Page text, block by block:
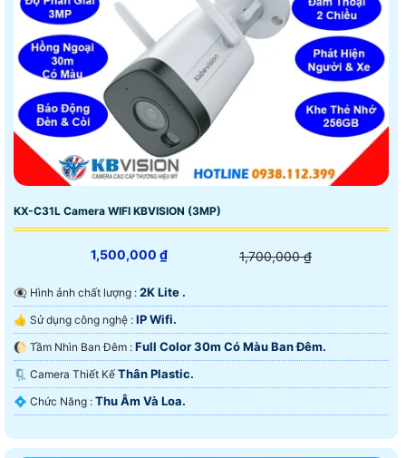
KX-C31L Camera WIFI KBVISION (3MP)
1,500,000 ₫ 1,700,000 ₫
👁️‍🗨 Hình ảnh chất lượng : 2K Lite .
👍 Sử dụng công nghệ : IP Wifi.
🌔 Tầm Nhìn Ban Đêm : Full Color 30m Có Màu Ban Ðêm.
🗜️ Camera Thiết Kế Thân Plastic.
️💠 Chức Năng : Thu Âm Và Loa.